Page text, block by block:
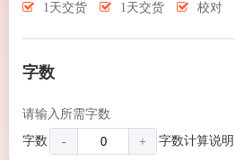
1天交货
1天交货 校对
字数
请输入所需字数
字数
- + 字数计算说明